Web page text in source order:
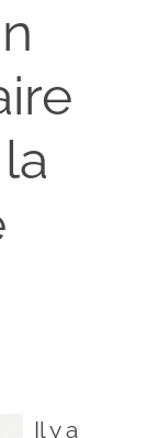
Il y a